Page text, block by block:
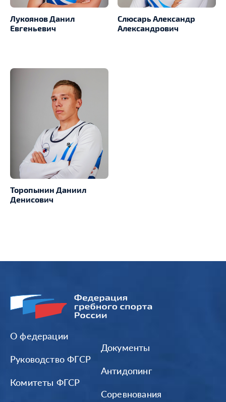
Лукоянов Данил
Евгеньевич
Слюсарь Александр
Александрович
Торопынин Даниил
Денисович
О федерации
Руководство ФГСР
Комитеты ФГСР
Документы
Антидопинг
Соревнования